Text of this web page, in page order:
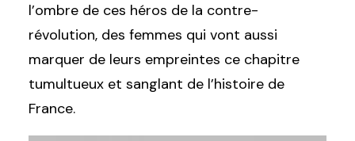
l’ombre de ces héros de la contre-
révolution, des femmes qui vont aussi
marquer de leurs empreintes ce chapitre
tumultueux et sanglant de l’histoire de
France.